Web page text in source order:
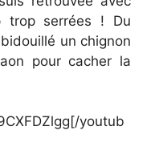
trop serrées ! Du
bidouillé un chignon
pour cacher la
youtub